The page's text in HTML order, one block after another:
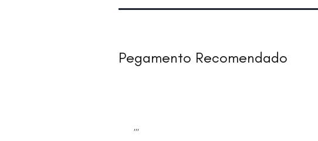
Pegamento Recomendado
,,,